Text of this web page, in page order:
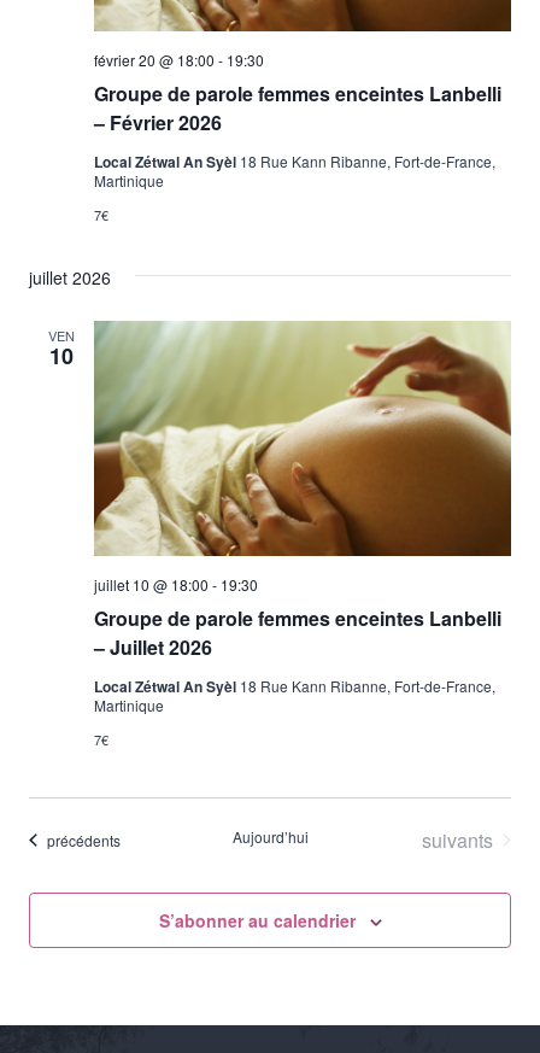
Groupe de parole femmes enceintes Lanbelli
– Février 2026
février 20 @ 18:00 - 19:30
Local Zétwal An Syèl 18 Rue Kann Ribanne, Fort-de-France,
Martinique
7€
juillet 2026
VEN
10
Groupe de parole femmes enceintes Lanbelli
– Juillet 2026
juillet 10 @ 18:00 - 19:30
Local Zétwal An Syèl 18 Rue Kann Ribanne, Fort-de-France,
Martinique
7€
Évènements
précédents Aujourd’hui Évènements
suivants
S’abonner au calendrier